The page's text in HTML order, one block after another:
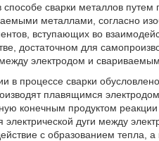
сварки металлов
металлами, согласно
вступающих во
достаточном для
между электродом и
в процессе сварки
плавящимся
конечным продуктом
дуги между
с образованием тепла,